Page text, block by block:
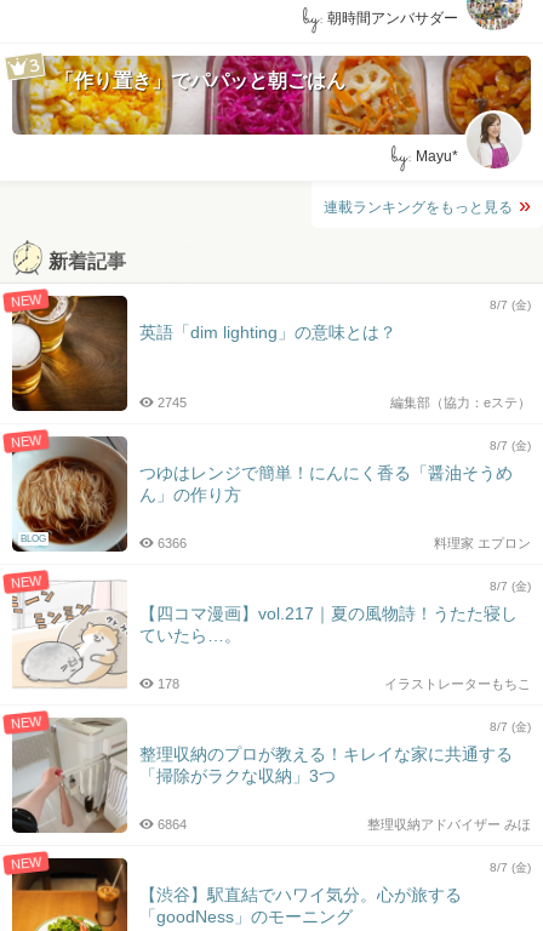
by: 朝時間アンバサダー
「作り置き」でパパッと朝ごはん
by: Mayu*
連載ランキングをもっと見る
新着記事
NEW 8/7 (金)
英語「dim lighting」の意味とは？
編集部（協力：eステ）
2745
NEW
BLOG
8/7 (金)
つゆはレンジで簡単！にんにく香る「醤油そうめ
ん」の作り方
料理家 エプロン
6366
NEW 8/7 (金)
【四コマ漫画】vol.217｜夏の風物詩！うたた寝し
ていたら…。
イラストレーターもちこ
178
NEW 8/7 (金)
整理収納のプロが教える！キレイな家に共通する
「掃除がラクな収納」3つ
整理収納アドバイザー みほ
6864
NEW 8/7 (金)
【渋谷】駅直結でハワイ気分。心が旅する
「goodNess」のモーニング